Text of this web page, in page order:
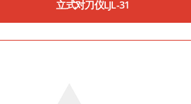
立式对刀仪LJL-31